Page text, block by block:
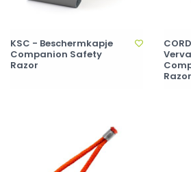
KSC - Beschermkapje
Companion Safety
Razor
Razor